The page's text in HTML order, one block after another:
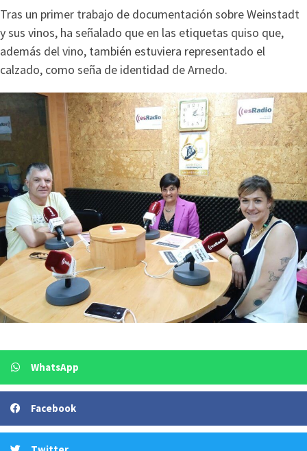
Tras un primer trabajo de documentación sobre Weinstadt
y sus vinos, ha señalado que en las etiquetas quiso que,
además del vino, también estuviera representado el
calzado, como seña de identidad de Arnedo.
WhatsApp
Facebook